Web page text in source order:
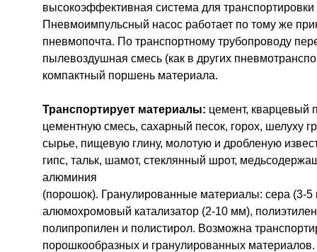
высокоэффективная система для
Пневмоимпульсный насос работает по тому же
пневмопочта. По транспортному трубопроводу
пылевоздушная смесь (как в других
компактный поршень материала.
Транспортирует материалы: цемент, кварцевый
цементную смесь, сахарный песок, горох, шелуху
сырье, пищевую глину, молотую и дробленую
гипс, тальк, шамот, стеклянный шрот,
алюминия
(порошок). Гранулированные материалы: сера (3-5
алюмохромовый катализатор (2-10 мм),
полипропилен и полистирол. Возможна
порошкообразных и гранулированных материалов.